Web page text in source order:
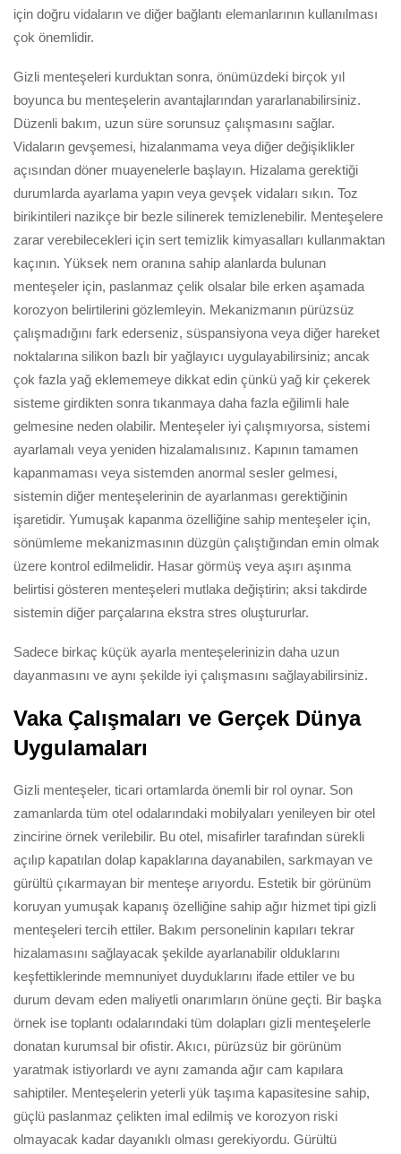
için doğru vidaların ve diğer bağlantı elemanlarının kullanılması
çok önemlidir.
Gizli menteşeleri kurduktan sonra, önümüzdeki birçok yıl
boyunca bu menteşelerin avantajlarından yararlanabilirsiniz.
Düzenli bakım, uzun süre sorunsuz çalışmasını sağlar.
Vidaların gevşemesi, hizalanmama veya diğer değişiklikler
açısından döner muayenelerle başlayın. Hizalama gerektiği
durumlarda ayarlama yapın veya gevşek vidaları sıkın. Toz
birikintileri nazikçe bir bezle silinerek temizlenebilir. Menteşelere
zarar verebilecekleri için sert temizlik kimyasalları kullanmaktan
kaçının. Yüksek nem oranına sahip alanlarda bulunan
menteşeler için, paslanmaz çelik olsalar bile erken aşamada
korozyon belirtilerini gözlemleyin. Mekanizmanın pürüzsüz
çalışmadığını fark ederseniz, süspansiyona veya diğer hareket
noktalarına silikon bazlı bir yağlayıcı uygulayabilirsiniz; ancak
çok fazla yağ eklememeye dikkat edin çünkü yağ kir çekerek
sisteme girdikten sonra tıkanmaya daha fazla eğilimli hale
gelmesine neden olabilir. Menteşeler iyi çalışmıyorsa, sistemi
ayarlamalı veya yeniden hizalamalısınız. Kapının tamamen
kapanmaması veya sistemden anormal sesler gelmesi,
sistemin diğer menteşelerinin de ayarlanması gerektiğinin
işaretidir. Yumuşak kapanma özelliğine sahip menteşeler için,
sönümleme mekanizmasının düzgün çalıştığından emin olmak
üzere kontrol edilmelidir. Hasar görmüş veya aşırı aşınma
belirtisi gösteren menteşeleri mutlaka değiştirin; aksi takdirde
sistemin diğer parçalarına ekstra stres oluştururlar.
Sadece birkaç küçük ayarla menteşelerinizin daha uzun
dayanmasını ve aynı şekilde iyi çalışmasını sağlayabilirsiniz.
Vaka Çalışmaları ve Gerçek Dünya
Uygulamaları
Gizli menteşeler, ticari ortamlarda önemli bir rol oynar. Son
zamanlarda tüm otel odalarındaki mobilyaları yenileyen bir otel
zincirine örnek verilebilir. Bu otel, misafirler tarafından sürekli
açılıp kapatılan dolap kapaklarına dayanabilen, sarkmayan ve
gürültü çıkarmayan bir menteşe arıyordu. Estetik bir görünüm
koruyan yumuşak kapanış özelliğine sahip ağır hizmet tipi gizli
menteşeleri tercih ettiler. Bakım personelinin kapıları tekrar
hizalamasını sağlayacak şekilde ayarlanabilir olduklarını
keşfettiklerinde memnuniyet duyduklarını ifade ettiler ve bu
durum devam eden maliyetli onarımların önüne geçti. Bir başka
örnek ise toplantı odalarındaki tüm dolapları gizli menteşelerle
donatan kurumsal bir ofistir. Akıcı, pürüzsüz bir görünüm
yaratmak istiyorlardı ve aynı zamanda ağır cam kapılara
sahiptiler. Menteşelerin yeterli yük taşıma kapasitesine sahip,
güçlü paslanmaz çelikten imal edilmiş ve korozyon riski
olmayacak kadar dayanıklı olması gerekiyordu. Gürültü